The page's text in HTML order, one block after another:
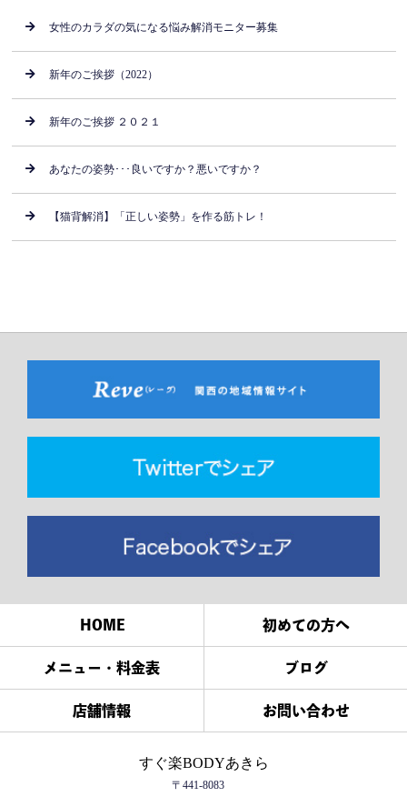
女性のカラダの気になる悩み解消モニター募集
新年のご挨拶（2022）
新年のご挨拶 ２０２１
あなたの姿勢･･･良いですか？悪いですか？
【猫背解消】「正しい姿勢」を作る筋トレ！
HOME 初めての方へ
メニュー・料金表 ブログ
店舗情報 お問い合わせ
すぐ楽BODYあきら
〒441-8083